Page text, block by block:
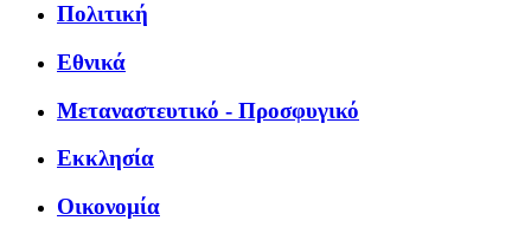
Πολιτική
Εθνικά
Μεταναστευτικό - Προσφυγικό
Εκκλησία
Οικονομία